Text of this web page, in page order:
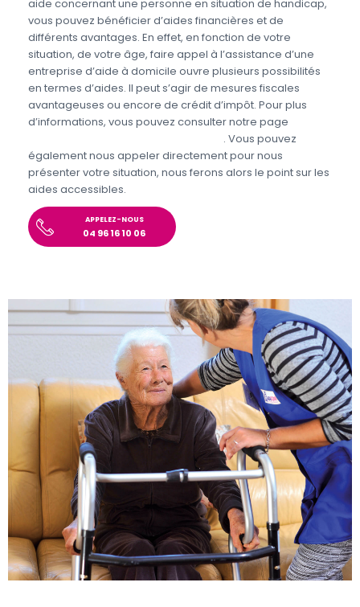
aide concernant une personne en situation de handicap,
vous pouvez bénéficier d’aides financières et de
différents avantages. En effet, en fonction de votre
situation, de votre âge, faire appel à l’assistance d’une
entreprise d’aide à domicile ouvre plusieurs possibilités
en termes d’aides. Il peut s’agir de mesures fiscales
avantageuses ou encore de crédit d’impôt. Pour plus
d’informations, vous pouvez consulter notre page
. Vous pouvez
également nous appeler directement pour nous
présenter votre situation, nous ferons alors le point sur les
aides accessibles.
APPELEZ-NOUS
04 96 16 10 06